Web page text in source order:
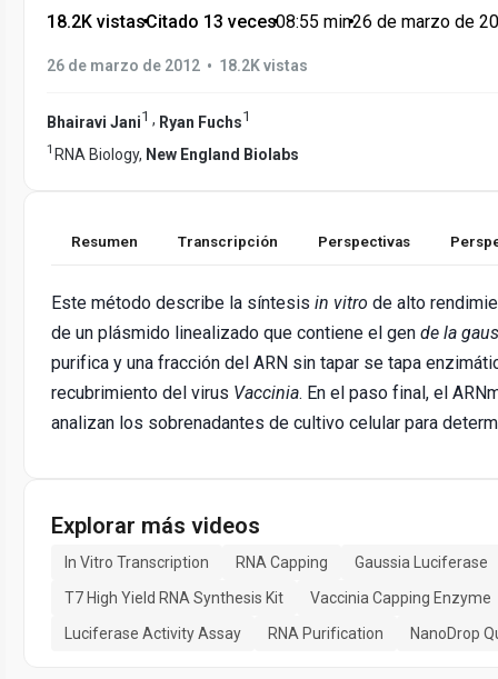
18.2K vistas•Citado 13 veces•08:55 min•26 de marzo de
26 de marzo de 2012 • 18.2K vistas
Bhairavi Jani1 , Ryan Fuchs1
1 RNA Biology, New England Biolabs
Resumen Transcripción Perspectivas
Este método describe la síntesis in vitro de alto
de un plásmido linealizado que contiene el gen de la
purifica y una fracción del ARN sin tapar se tapa
recubrimiento del virus Vaccinia. En el paso final, el
analizan los sobrenadantes de cultivo celular para
Explorar más videos
In Vitro Transcription RNA Capping
Gaussia Luciferase
T7 High Yield RNA Synthesis Kit
Vaccinia Capping Enzyme
Luciferase Activity Assay
RNA Purification NanoDrop